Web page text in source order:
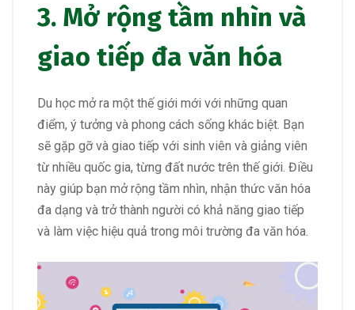
3. Mở rộng tầm nhìn và
giao tiếp đa văn hóa
Du học mở ra một thế giới mới với những quan
điểm, ý tưởng và phong cách sống khác biệt. Bạn
sẽ gặp gỡ và giao tiếp với sinh viên và giảng viên
từ nhiều quốc gia, từng đất nước trên thế giới. Điều
này giúp bạn mở rộng tầm nhìn, nhận thức văn hóa
đa dạng và trở thành người có khả năng giao tiếp
và làm việc hiệu quả trong môi trường đa văn hóa.